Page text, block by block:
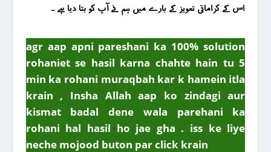
اس کے کراماتی تعویز کے بارے میں ہم نے آپ کو بتا دیا ہے ۔
agr aap apni pareshani ka 100% solution
rohaniet se hasil karna chahte hain tu 5
min ka rohani muraqbah kar k hamein itla
krain , Insha Allah aap ko zindagi aur
kismat badal dene wala parehani ka
rohani hal hasil ho jae gha . iss ke liye
neche mojood buton par click krain